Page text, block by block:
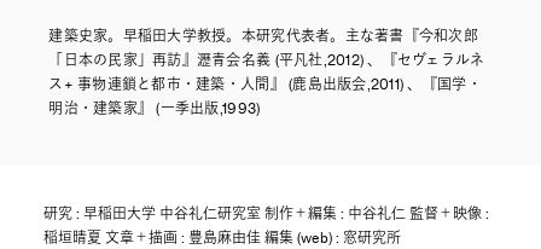
建築史家。早稲田大学教授。本研究代表者。主な著書『今和次郎
「日本の民家」再訪』瀝青会名義 (平凡社,2012) 、『セヴェラルネ
ス+ 事物連鎖と都市・建築・人間』 (鹿島出版会,2011) 、『国学・
明治・建築家』 (一季出版,1993)
研究 : 早稲田大学 中谷礼仁研究室 制作＋編集 : 中谷礼仁 監督＋映像 :
稲垣晴夏 文章＋描画 : 豊島麻由佳 編集 (web) : 窓研究所